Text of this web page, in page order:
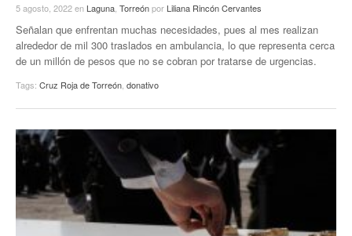
5 agosto, 2022en Laguna Torreónpor Liliana Rincón Cervantes
Señalan que enfrentan muchas necesidades, pues al mes realizan
alrededor de mil 300 traslados en ambulancia, lo que representa cerca
de un millón de pesos que no se cobran por tratarse de urgencias.
Tags: Cruz Roja de Torreón donativo